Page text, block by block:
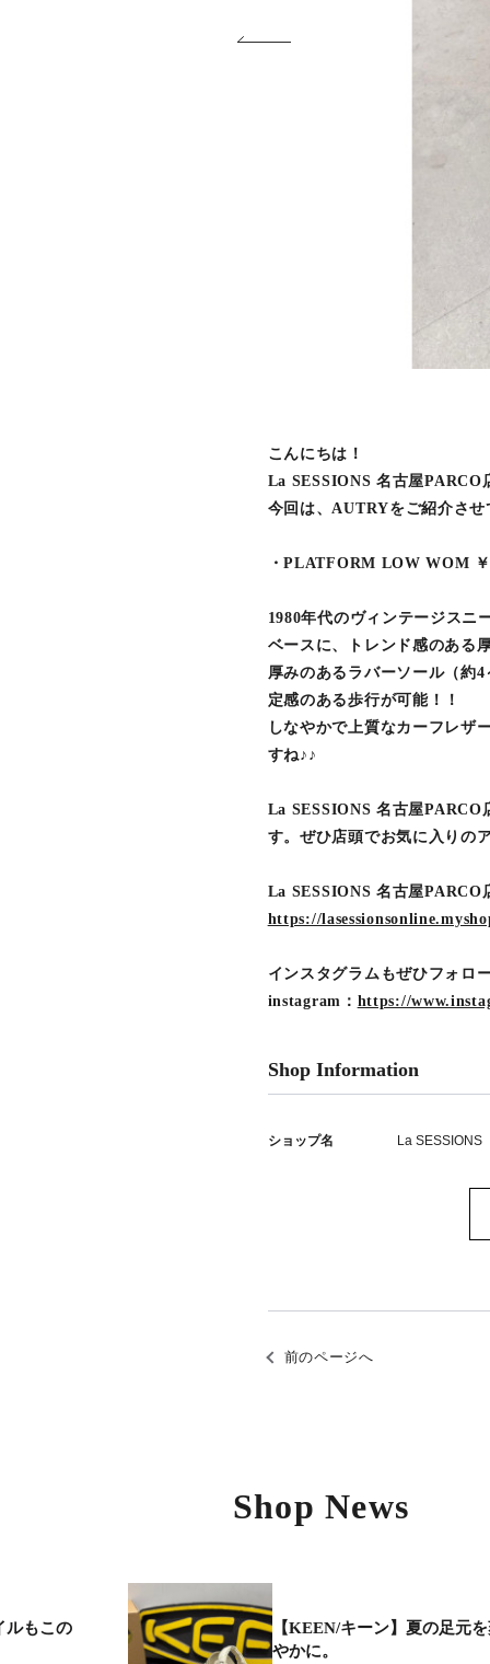
こんにちは！
La SESSIONS 名古屋PARCO
今回は、AUTRYをご紹介させ
・PLATFORM LOW WOM
1980年代のヴィンテージスニ
ベースに、トレンド感のある
厚みのあるラバーソール（約
定感のある歩行が可能！！
しなやかで上質なカーフレザ
すね♪♪
La SESSIONS 名古屋
す。ぜひ店頭でお気に入りの
La SESSIONS 名古屋PARCO
https://
インスタグラムもぜひフォロ
instagram： https://
Shop Information
ショップ名 La SESSIONS
前のページへ
Shop News
ルもこの
【KEEN/キーン】夏の足元を
やかに。